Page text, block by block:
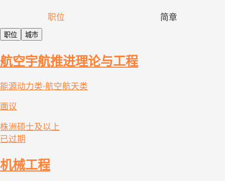
职位 简章
职位 城市
航空宇航推进理论与工程
能源动力类·航空航天类
面议
株洲硕士及以上
已过期
机械工程